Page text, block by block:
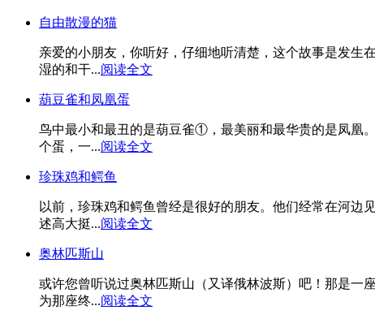
自由散漫的猫
亲爱的小朋友，你听好，仔细地听清楚，这个故事是发生
湿的和干...阅读全文
葫豆雀和凤凰蛋
鸟中最小和最丑的是葫豆雀①，最美丽和最华贵的是凤凰
个蛋，一...阅读全文
珍珠鸡和鳄鱼
以前，珍珠鸡和鳄鱼曾经是很好的朋友。他们经常在河边
述高大挺...阅读全文
奥林匹斯山
或许您曾听说过奥林匹斯山（又译俄林波斯）吧！那是一
为那座终...阅读全文